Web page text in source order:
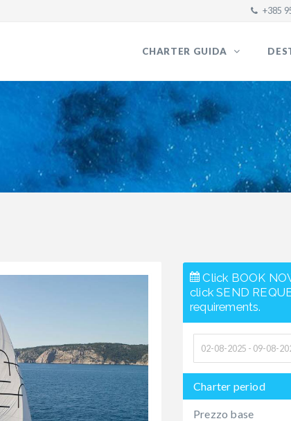
+385
CHARTER GUIDA
Click BOOK
click SEND
requirements.
Charter period
Prezzo base